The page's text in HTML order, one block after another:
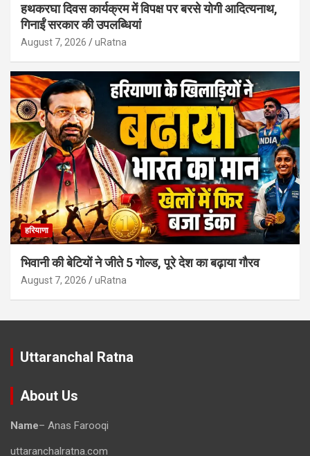
हथकरघा दिवस कार्यक्रम में विपक्ष पर बरसे योगी आदित्यनाथ,
गिनाईं सरकार की उपलब्धियां
August 7, 2026 uRatna
हरियाणा
भिवानी की बेटियों ने जीते 5 गोल्ड, पूरे देश का बढ़ाया गौरव
August 7, 2026 uRatna
Uttaranchal Ratna
About Us
Name– Anas Farooqi
uttaranchalratna.com